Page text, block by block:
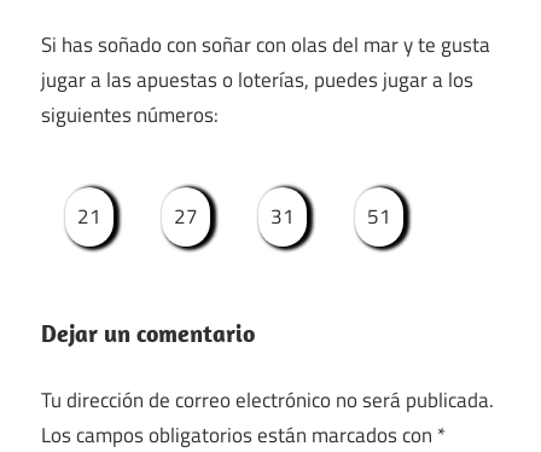
Si has soñado con soñar con olas del mar y te gusta
jugar a las apuestas o loterías, puedes jugar a los
siguientes números:
21 27 31 51
Dejar un comentario
Tu dirección de correo electrónico no será publicada.
Los campos obligatorios están marcados con *